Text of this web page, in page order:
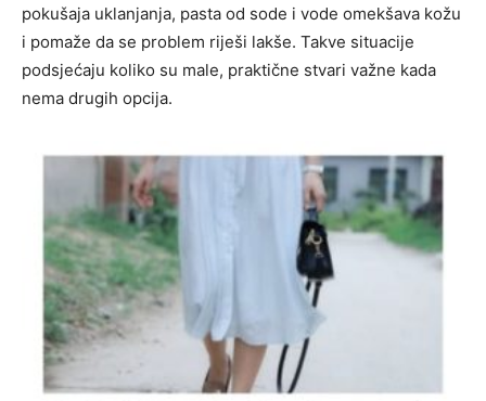
pokušaja uklanjanja, pasta od sode i vode omekšava kožu
i pomaže da se problem riješi lakše. Takve situacije
podsjećaju koliko su male, praktične stvari važne kada
nema drugih opcija.